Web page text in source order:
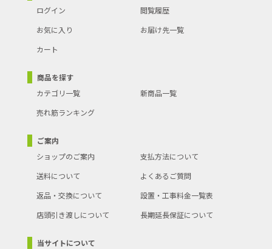
ログイン
閲覧履歴
お気に入り
お届け先一覧
カート
商品を探す
カテゴリ一覧
新商品一覧
売れ筋ランキング
ご案内
ショップのご案内
支払方法について
送料について
よくあるご質問
返品・交換について
設置・工事料金一覧表
店頭引き渡しについて
長期延長保証について
当サイトについて